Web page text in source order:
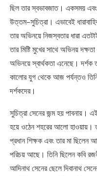
ছিল তার স্বভাবজাত। একসময়
উত্তম-সুচিত্রা। এভাবেই
তার অভিনয়ে নিজস্বতার ধারা
তার মিষ্টি মুখের সাথে অভিনয়
অভিনয়ে স্বার্থকতা এনেছে। দর্শক
কালোর যুগ থেকে আজ পর্যন্তও
দর্শকদের।
সুচিত্রা সেনের জন্ম হয় পাবনায়।
হয়ে ওঠেন শহরের আলো হাওয়ায়।
প্রধান শিক্ষক এবং তার মা
পরিচয় আছে। তিনি ছিলেন কবি
আদিনাথ সেনের ছেলে দিবানাথ